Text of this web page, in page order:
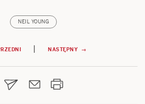
NEIL YOUNG
| NASTĘPNY →